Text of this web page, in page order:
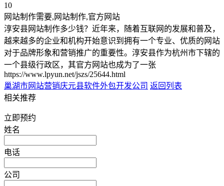
10
网站制作需要,网站制作,官方网站
淳安县网站制作多少钱？近年来，随着互联网的发展和普及，
越来越多的企业和机构开始意识到拥有一个专业、优质的网站
对于品牌形象和营销推广的重要性。淳安县作为杭州市下辖的
一个县级行政区，其官方网站也成为了一张
https://www.lpyun.net/jszs/25644.html
巢湖市网站营销庆元县软件外包开发公司 返回列表
相关推荐
立即预约
姓名
电话
公司